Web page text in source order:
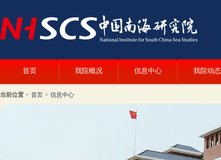
首页 我院概况 信息中心 我院动态
当前位置 > 首页 > 信息中心